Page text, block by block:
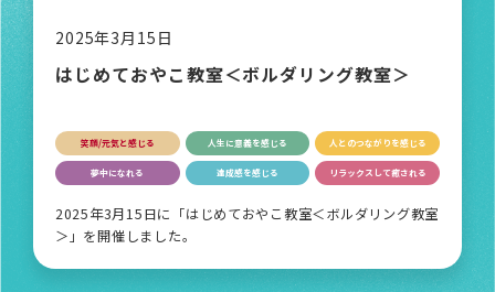
2025年3月15日
はじめておやこ教室＜ボルダリング教室＞
笑顔/元気と感じる 人生に意義を感じる 人とのつながりを感じる
夢中になれる 達成感を感じる リラックスして癒される
2025年3月15日に「はじめておやこ教室＜ボルダリング教室
＞」を開催しました。